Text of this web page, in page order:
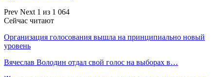
Prev Next 1 из 1 064
Сейчас читают
Организация голосования вышла на принципиально новый
уровень
Вячеслав Володин отдал свой голос на выборах в…